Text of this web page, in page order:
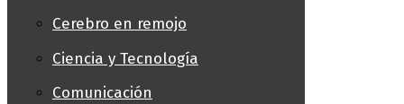
Cerebro en remojo
Ciencia y Tecnología
Comunicación